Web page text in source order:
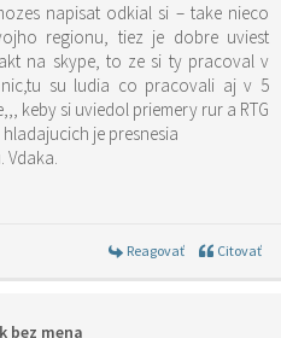
napisat odkial si – take nieco
regionu, tiez je dobre uviest
na skype, to ze si ty pracoval v
su ludia co pracovali aj v 5
keby si uviedol priemery rur a RTG
+ Ultrazvuk + firmu ,,,atd…reakcia hladajucich je presnesia
Vdaka.
Reagovať Citovať
bez mena